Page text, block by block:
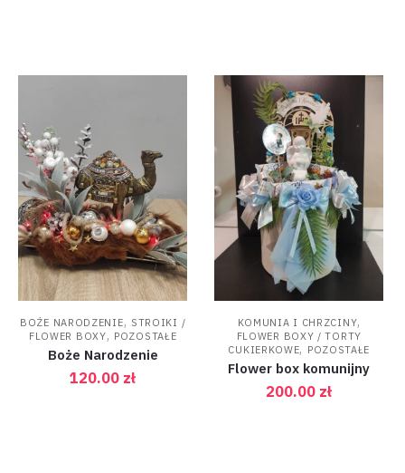
BOŻE NARODZENIE, STROIKI /
FLOWER BOXY, POZOSTAŁE
Boże Narodzenie
120.00 zł
KOMUNIA I CHRZCINY,
FLOWER BOXY / TORTY
CUKIERKOWE, POZOSTAŁE
Flower box komunijny
200.00 zł